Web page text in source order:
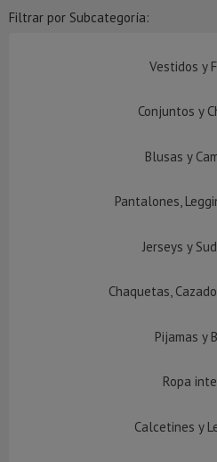
Filtrar por Subcategoría:
Vestidos y
Conjuntos y
Blusas y
Pantalones,
Jerseys y
Chaquetas,
Pijamas y
Ropa
Calcetines y